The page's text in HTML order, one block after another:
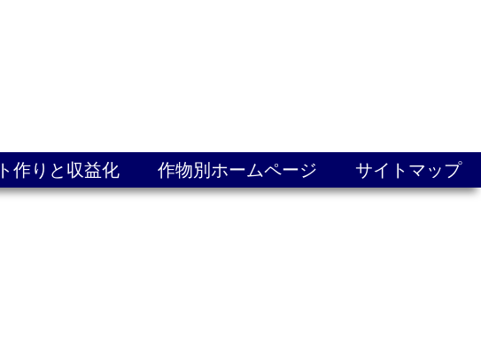
作りと収益化 作物別ホームページ サイトマップ